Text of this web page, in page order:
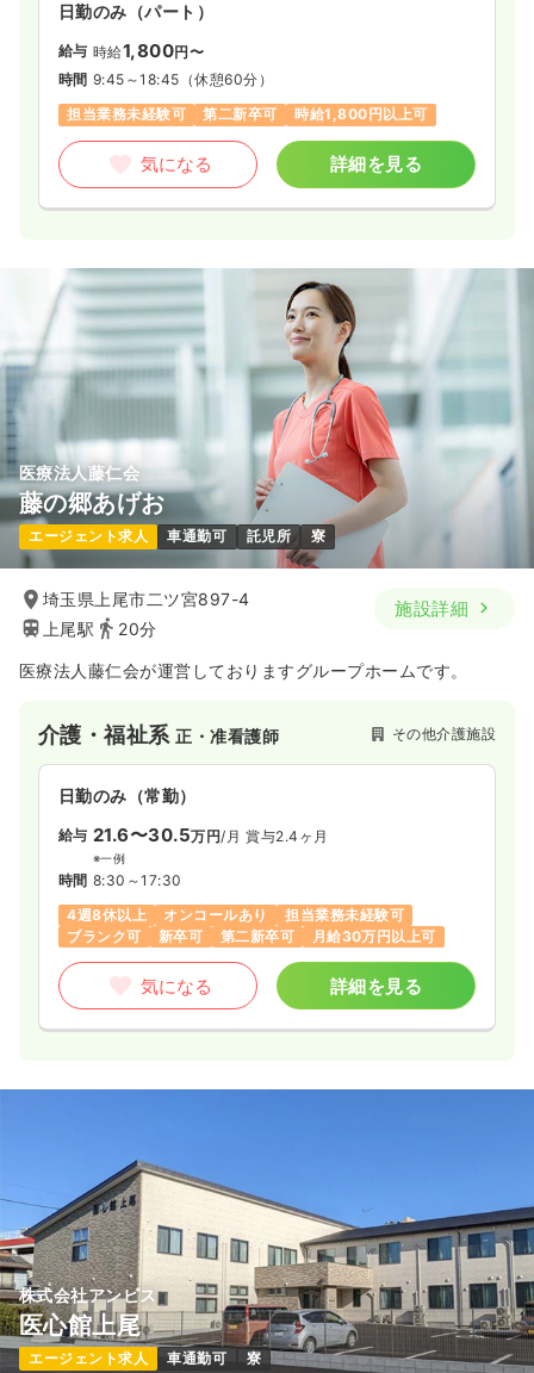
日勤のみ（パート）
給与 時給1,800円〜
時間 9:45～18:45 （休憩60分）
担当業務未経験可
第二新卒可 時給1,800円以上可
気になる 詳細を見る
医療法人藤仁会
藤の郷あげお
エージェント求人 車通勤可 託児所 寮
埼玉県上尾市二ツ宮897-4
上尾駅
20分
施設詳細
医療法人藤仁会が運営しておりますグループホームです。
介護・福祉系正・准看護師 その他介護施設
日勤のみ（常勤）
給与 21.6〜30.5万円/月 賞与2.4ヶ月
※一例
時間 8:30～17:30
4週8休以上
オンコールあり
担当業務未経験可
ブランク可
新卒可 第二新卒可 月給30万円以上可
気になる 詳細を見る
株式会社アンビス
医心館上尾
エージェント求人 車通勤可 寮